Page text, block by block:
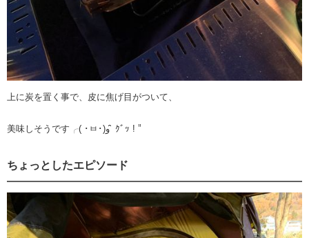
上に炭を置く事で、皮に焦げ目がついて、
美味しそうです╭( ･ㅂ･)و ̑̑ ｸﾞｯ !＂
ちょっとしたエピソード